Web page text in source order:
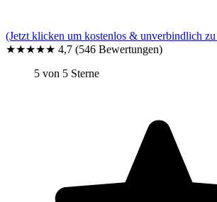
(Jetzt klicken um kostenlos & unverbindlich zu
★★★★★ 4,7 (546 Bewertungen)
5 von 5 Sterne